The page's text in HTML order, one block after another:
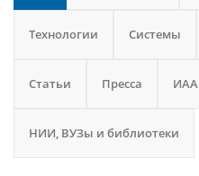
Технологии Системы
Статьи Пресса ИАА
НИИ, ВУЗы и библиотеки